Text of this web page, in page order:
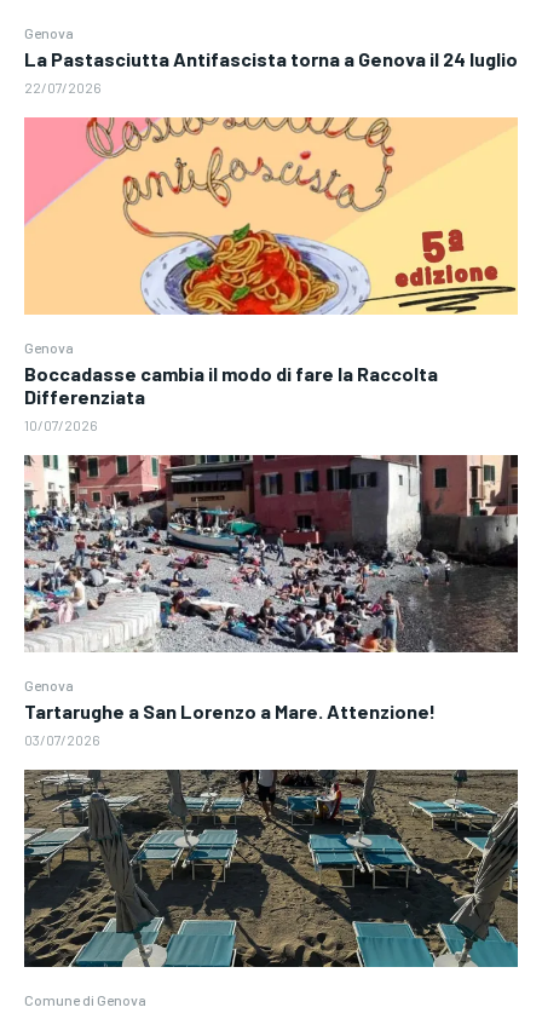
Genova
La Pastasciutta Antifascista torna a Genova il 24 luglio
22/07/2026
Genova
Boccadasse cambia il modo di fare la Raccolta
Differenziata
10/07/2026
Genova
Tartarughe a San Lorenzo a Mare. Attenzione!
03/07/2026
Comune di Genova